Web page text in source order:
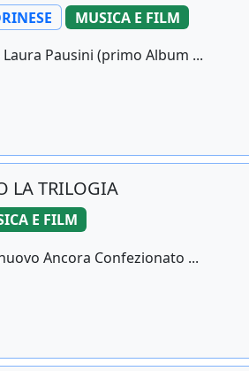
MUSICA E FILM
Pausini (primo Album ...
LA TRILOGIA
E FILM
Ancora Confezionato ...